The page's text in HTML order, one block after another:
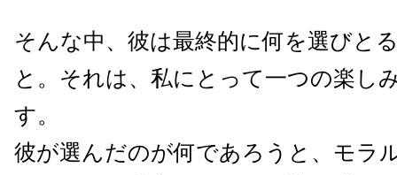
そんな中、彼は最終的に何を選びと
と。それは、私にとって一つの楽し
す。
彼が選んだのが何であろうと、モラ